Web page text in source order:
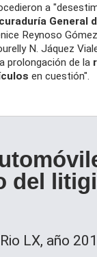
a
General
Reynoso
N. Jáquez
prolongación de la
en cuestión".
del
LX, año